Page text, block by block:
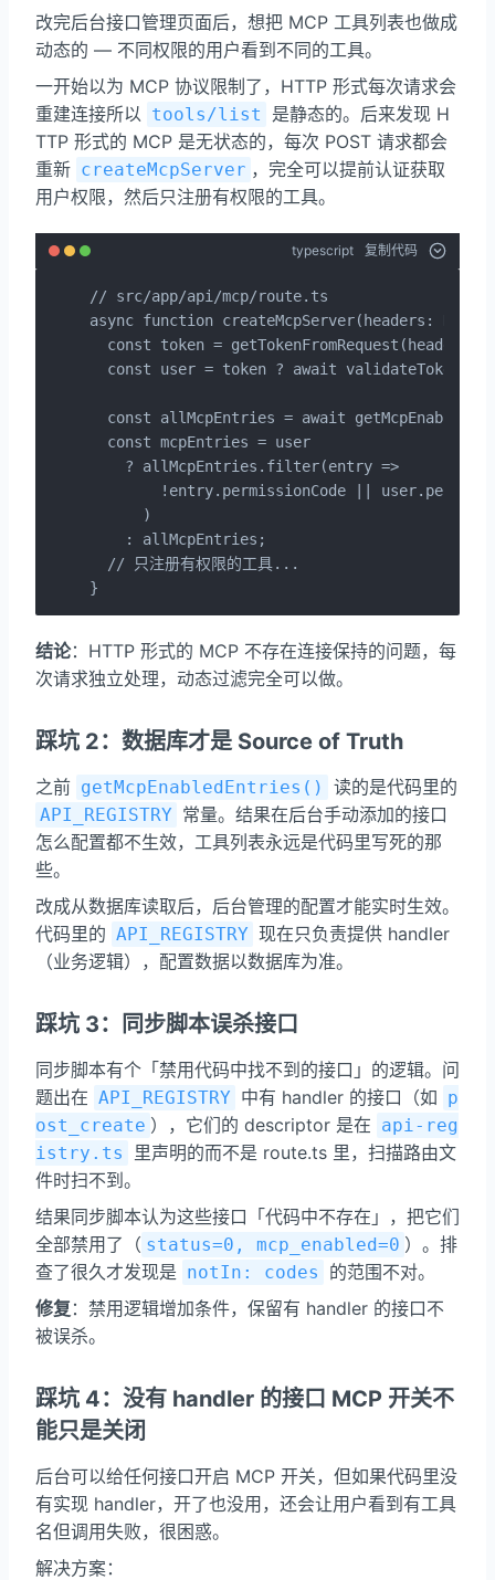
改完后台接口管理页面后，想把 MCP 工具列表也做成
动态的 — 不同权限的用户看到不同的工具。
一开始以为 MCP 协议限制了，HTTP 形式每次请求会
重建连接所以
tools/list
是静态的。后来发现 H
TTP 形式的 MCP 是无状态的，每次 POST 请求都会
重新 createMcpServer ，完全可以提前认证获取
用户权限，然后只注册有权限的工具。
typescript 复制代码
// src/app/api/mcp/route.ts
async function createMcpServer(headers:
  const token = getTokenFromRequest(headers);
const user = token ? await
const allMcpEntries = await
  const mcpEntries = user
    ? allMcpEntries.filter(entry =>
!entry.permissionCode ||
      )
    : allMcpEntries;
  // 只注册有权限的工具...
}
结论：HTTP 形式的 MCP 不存在连接保持的问题，每
次请求独立处理，动态过滤完全可以做。
踩坑 2：数据库才是 Source of Truth
之前 getMcpEnabledEntries() 读的是代码里的
API_REGISTRY 常量。结果在后台手动添加的接口
怎么配置都不生效，工具列表永远是代码里写死的那
些。
改成从数据库读取后，后台管理的配置才能实时生效。
代码里的 API_REGISTRY 现在只负责提供 handler
（业务逻辑），配置数据以数据库为准。
踩坑 3：同步脚本误杀接口
同步脚本有个「禁用代码中找不到的接口」的逻辑。问
题出在 API_REGISTRY 中有 handler 的接口（如 p
ost_create ），它们的 descriptor 是在 api-reg
istry.ts
里声明的而不是 route.ts 里，扫描路由文
件时扫不到。
结果同步脚本认为这些接口「代码中不存在」，把它们
全部禁用了（ status=0, mcp_enabled=0 ）。排
查了很久才发现是 notIn: codes
的范围不对。
修复 ：禁用逻辑增加条件，保留有 handler 的接口不
被误杀。
踩坑 4：没有 handler 的接口 MCP 开关不
能只是关闭
后台可以给任何接口开启 MCP 开关，但如果代码里没
有实现 handler，开了也没用，还会让用户看到有工具
名但调用失败，很困惑。
解决方案：